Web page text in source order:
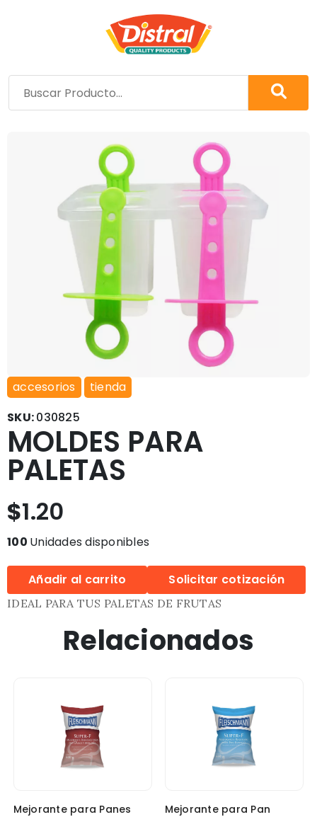
accesorios
tienda
SKU:030825
MOLDES PARA
PALETAS
$1.20
100 Unidades disponibles
Añadir al carrito Solicitar cotización
IDEAL PARA TUS PALETAS DE FRUTAS
Relacionados
Mejorante para Panes
Mejorante para Pan